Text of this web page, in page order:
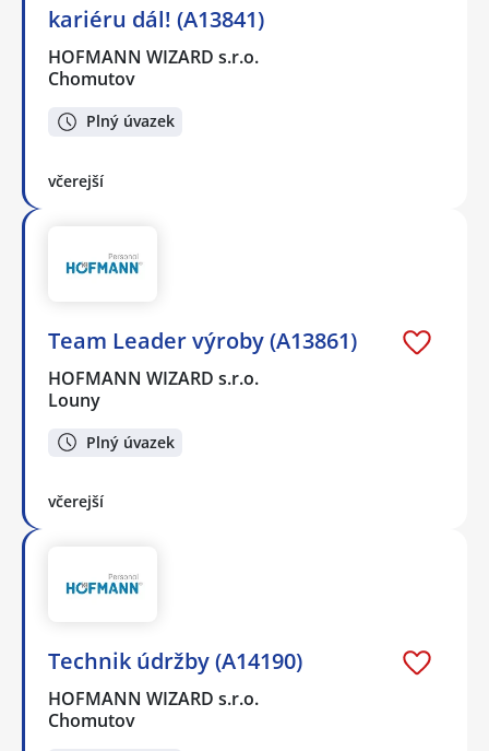
kariéru dál! (A13841)
HOFMANN WIZARD s.r.o.
Chomutov
Plný úvazek
včerejší
Team Leader výroby (A13861)
HOFMANN WIZARD s.r.o.
Louny
Plný úvazek
včerejší
Technik údržby (A14190)
HOFMANN WIZARD s.r.o.
Chomutov